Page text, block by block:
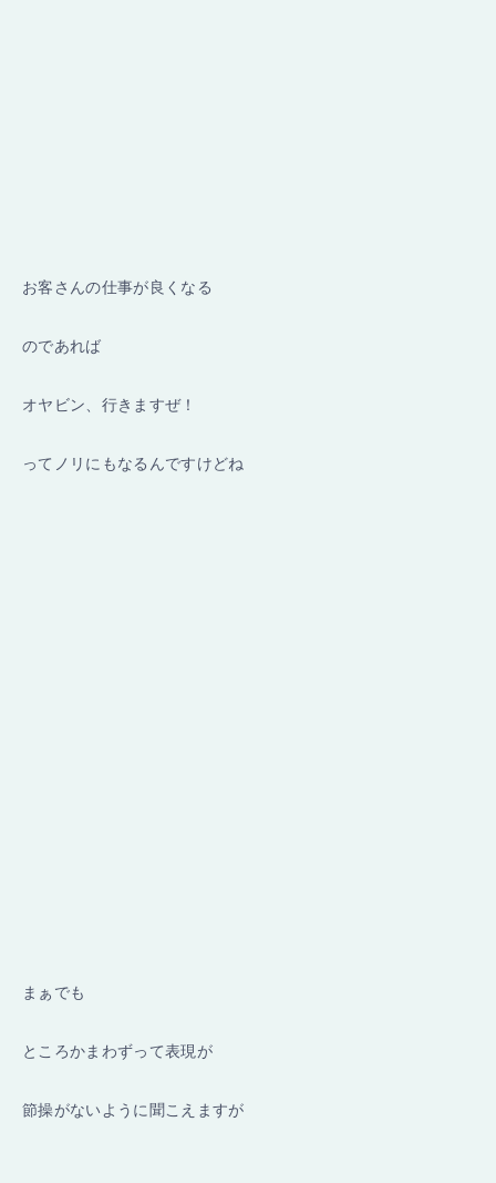
お客さんの仕事が良くなる
のであれば
オヤビン、行きますぜ！
ってノリにもなるんですけどね
まぁでも
ところかまわずって表現が
節操がないように聞こえますが